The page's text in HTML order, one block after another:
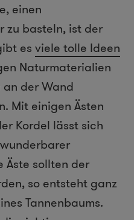
einen
zu basteln, ist der
es viele tolle Ideen
Naturmaterialien
der Wand
Mit einigen Ästen
Kordel lässt sich
Äste sollten der
so entsteht ganz
Tannenbaums.